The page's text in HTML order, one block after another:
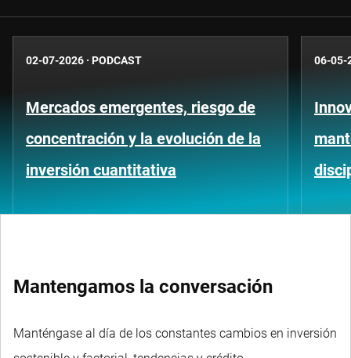
02-07-2026 · PODCAST
Mercados emergentes, riesgo de
concentración y la evolución de la
inversión cuantitativa
06-05-
Mantengamos la conversación
Manténgase al día de los constantes cambios en inversión